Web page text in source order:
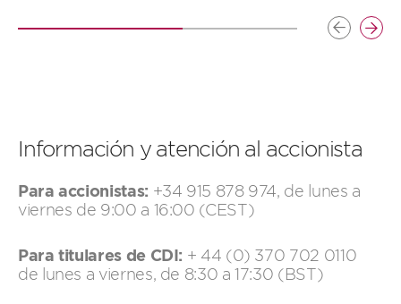
Izquierda
Información y atención al accionista
Para accionistas: +34 915 878 974, de lunes a
viernes de 9:00 a 16:00 (CEST)
Para titulares de CDI: + 44 (0) 370 702 0110
de lunes a viernes, de 8:30 a 17:30 (BST)